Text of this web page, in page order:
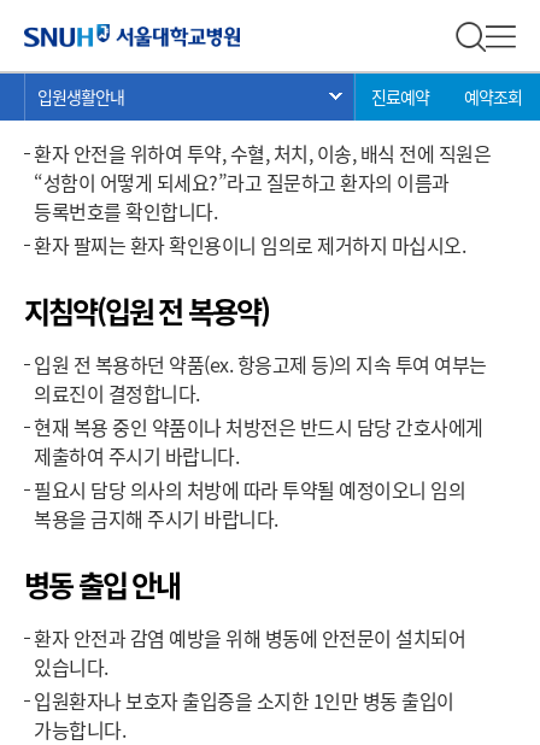
전체 검
현
재
위
치:
입원생활안내 서브 메뉴 목록 열기
진료예약 예약조회
입원생활안내
정확한 환자 확인
환자 안전을 위하여 투약, 수혈, 처치, 이송, 배식 전에 직원은
“성함이 어떻게 되세요?”라고 질문하고 환자의 이름과
등록번호를 확인합니다.
환자 팔찌는 환자 확인용이니 임의로 제거하지 마십시오.
지침약(입원 전 복용약)
입원 전 복용하던 약품(ex. 항응고제 등)의 지속 투여 여부는
의료진이 결정합니다.
현재 복용 중인 약품이나 처방전은 반드시 담당 간호사에게
제출하여 주시기 바랍니다.
필요시 담당 의사의 처방에 따라 투약될 예정이오니 임의
복용을 금지해 주시기 바랍니다.
병동 출입 안내
환자 안전과 감염 예방을 위해 병동에 안전문이 설치되어
있습니다.
입원환자나 보호자 출입증을 소지한 1인만 병동 출입이
가능합니다.